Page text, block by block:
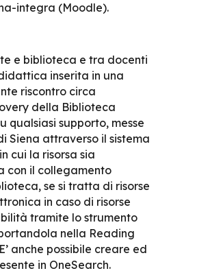
integra (Moodle).
e biblioteca e tra docenti
inserita in una
riscontro circa
della Biblioteca
qualsiasi supporto, messe
Siena attraverso il sistema
cui la risorsa sia
con il collegamento
se si tratta di risorse
in caso di risorse
tramite lo strumento
nella Reading
anche possibile creare ed
in OneSearch.